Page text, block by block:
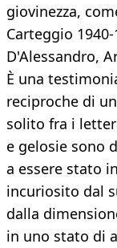
giovinezza,
Carteggio
D'Alessandro,
È una
reciproche di
solito fra i
e gelosie sono
a essere stato
incuriosito dal
dalla
in uno stato di